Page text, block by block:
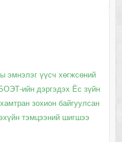
эмнэлэг үүсч хөгжсөний
ийн дэргэдэх Ёс зүйн
зохион байгуулсан
тэмцээний шигшээ